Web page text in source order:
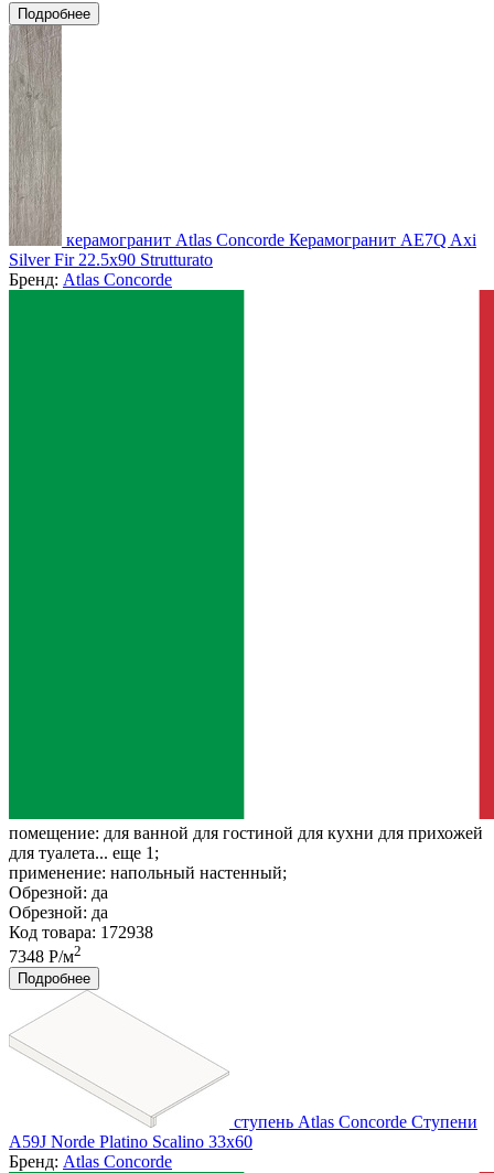
Подробнее
керамогранит Atlas Concorde Керамогранит AE7Q Axi
Silver Fir 22.5x90 Strutturato
Бренд: Atlas Concorde
помещение: для ванной для гостиной для кухни для прихожей
для туалета... еще 1;
применение: напольный настенный;
Обрезной: да
Обрезной: да
Код товара: 172938
7348 Р/м2
Подробнее
ступень Atlas Concorde Ступени
A59J Norde Platino Scalino 33x60
Бренд: Atlas Concorde